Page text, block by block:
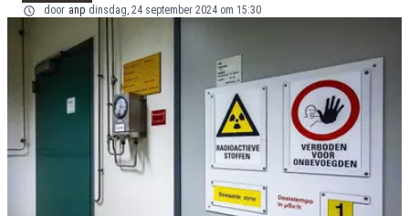
door anp dinsdag, 24 september 2024 om 15:30